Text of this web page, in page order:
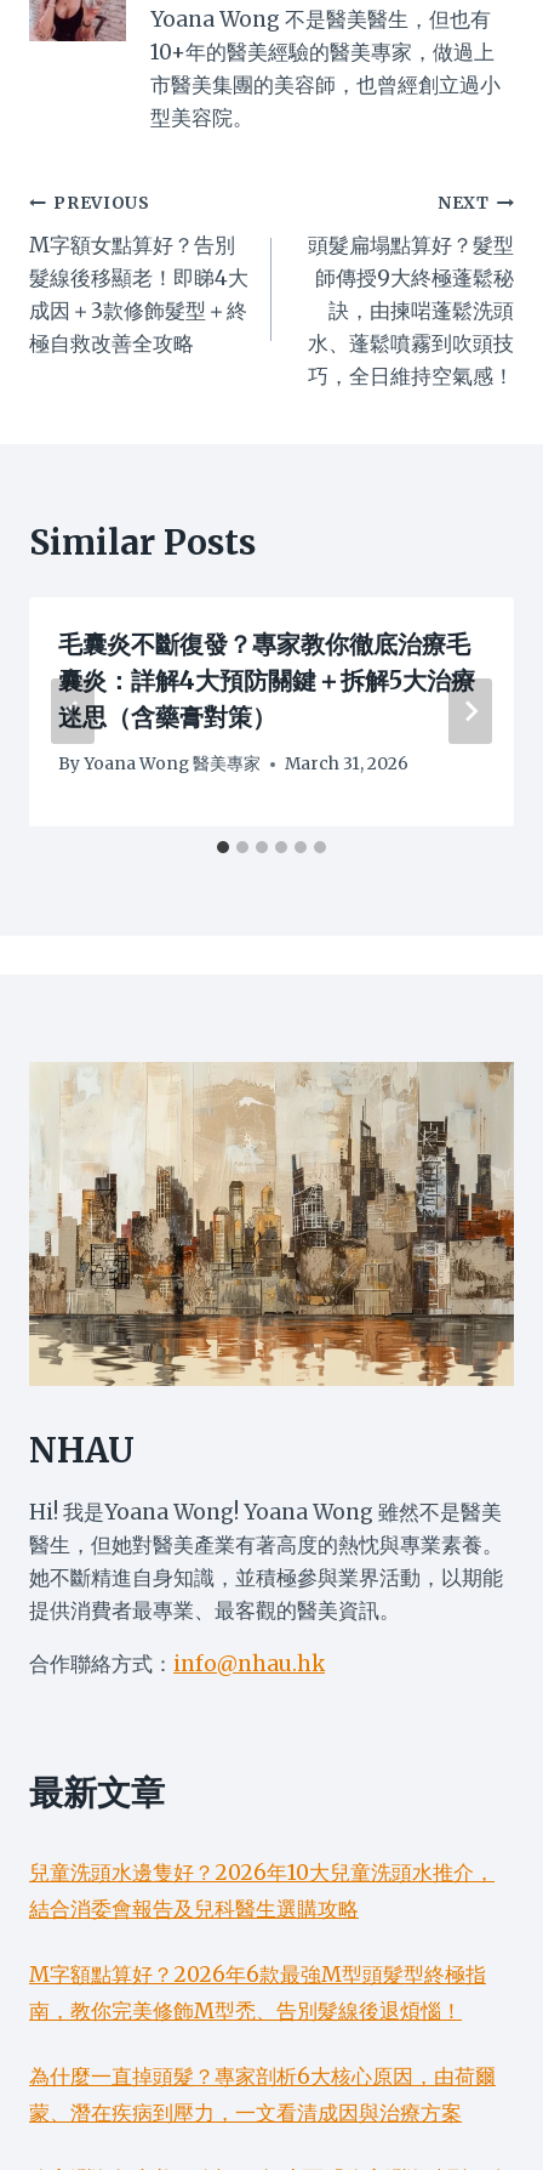
Yoana Wong 不是醫美醫生，但也有
10+年的醫美經驗的醫美專家，做過上
市醫美集團的美容師，也曾經創立過小
型美容院。
Post
navigation
PREVIOUS
M字額女點算好？告別
髮線後移顯老！即睇4大
成因＋3款修飾髮型＋終
極自救改善全攻略
NEXT
頭髮扁塌點算好？髮型
師傳授9大終極蓬鬆秘
訣，由揀啱蓬鬆洗頭
水、蓬鬆噴霧到吹頭技
巧，全日維持空氣感！
Similar Posts
毛囊炎不斷復發？專家教你徹底治療毛
囊炎：詳解4大預防關鍵＋拆解5大治療
迷思（含藥膏對策）
ByYoana Wong 醫美專家 March 31, 2026
NHAU
Hi! 我是Yoana Wong! Yoana Wong 雖然不是醫美
醫生，但她對醫美產業有著高度的熱忱與專業素養。
她不斷精進自身知識，並積極參與業界活動，以期能
提供消費者最專業、最客觀的醫美資訊。
合作聯絡方式： info@nhau.hk
最新文章
兒童洗頭水邊隻好？2026年10大兒童洗頭水推介，
結合消委會報告及兒科醫生選購攻略
M字額點算好？2026年6款最強M型頭髮型終極指
南，教你完美修飾M型禿、告別髮線後退煩惱！
為什麼一直掉頭髮？專家剖析6大核心原因，由荷爾
蒙、潛在疾病到壓力，一文看清成因與治療方案